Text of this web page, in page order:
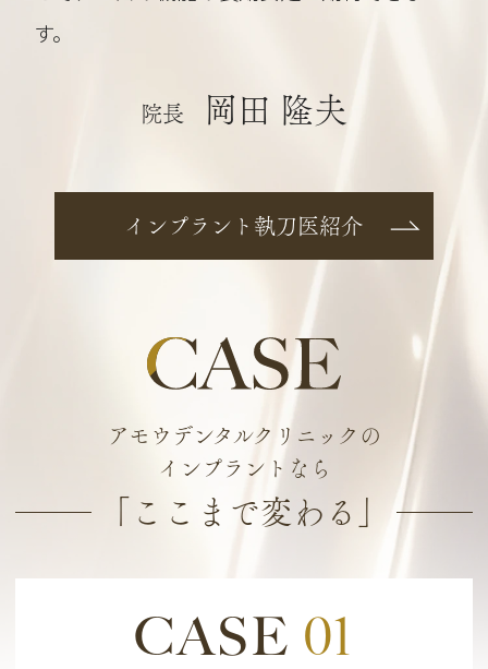
す。
院長 岡田 隆夫
インプラント執刀医紹介
アモウデンタルクリニックの
インプラントなら
「ここまで変わる」
CASE 01